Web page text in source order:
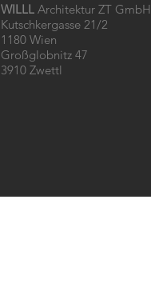
WILLL Architektur ZT GmbH
Kutschkergasse 21/2
1180 Wien
Großglobnitz 47
3910 Zwettl